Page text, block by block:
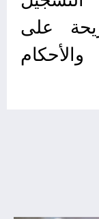
على